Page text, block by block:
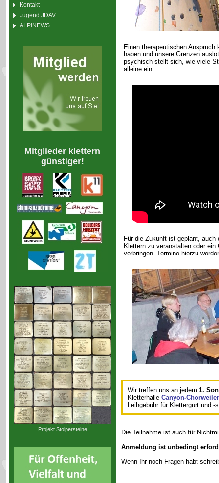
Kontakt
Jugend JDAV
ALPINEWS
Mitglieder klettern
günstiger!
Projekt Stolpersteine
Einen therapeutischen Anspruch
haben und unsere Grenzen
psychisch stellt sich, wie viele
alleine ein.
Für die Zukunft ist geplant, auch
Klettern zu veranstalten oder ein
verbringen. Termine hierzu
Wir treffen uns an jedem 1.
Kletterhalle Canyon-Chorweiler
Leihgebühr für Klettergurt und -
Die Teilnahme ist auch für
Anmeldung ist unbedingt
Wenn Ihr noch Fragen habt